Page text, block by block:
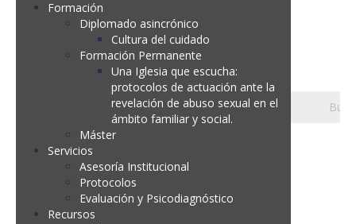
Formación
Diplomado asincrónico
Cultura del cuidado
Formación Permanente
Una Iglesia que escucha:
protocolos de actuación ante la
revelación de abuso sexual en el
ámbito familiar y social.
Máster
Servicios
Asesoría Institucional
Protocolos
Evaluación y Psicodiagnóstico
Recursos